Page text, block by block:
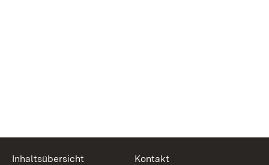
Inhaltsübersicht
Kontakt